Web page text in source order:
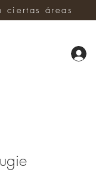
ciertas áreas